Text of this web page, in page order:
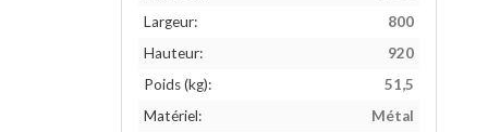
Largeur:
800
Hauteur:
920
Poids (kg):
51,5
Matériel:
Métal